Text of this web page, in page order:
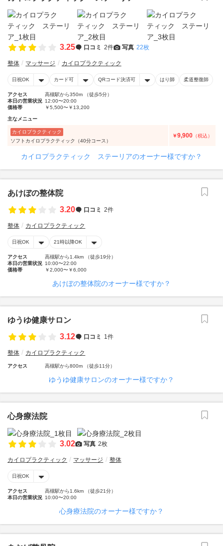
3.25 口コミ 2件 写真 22枚
整体 マッサージ カイロプラクティック
日祝OK カード可 QRコード決済可 はり師 柔道整復師
アクセス
高槻駅から350m （徒歩5分）
本日の営業状況 12:00〜20:00
価格帯
￥5,500〜￥13,200
主なメニュー
カイロプラクティック
ソフトカイロプラクティック（40分コース）
￥9,900 （税込）
カイロプラクティック ステーリアのオーナー様ですか？
あけぼの整体院
3.20
口コミ 2件
整体 カイロプラクティック
日祝OK 21時以降OK
アクセス
高槻駅から1.4km （徒歩19分）
本日の営業状況 10:00〜22:00
価格帯
￥2,000〜￥6,000
あけぼの整体院のオーナー様ですか？
ゆうゆ健康サロン
3.12
口コミ 1件
整体 カイロプラクティック
アクセス 高槻駅から800m （徒歩11分）
ゆうゆ健康サロンのオーナー様ですか？
心身療法院
3.02 写真 2枚
カイロプラクティック マッサージ 整体
日祝OK
アクセス
高槻駅から1.6km （徒歩21分）
本日の営業状況 10:00〜20:00
心身療法院のオーナー様ですか？